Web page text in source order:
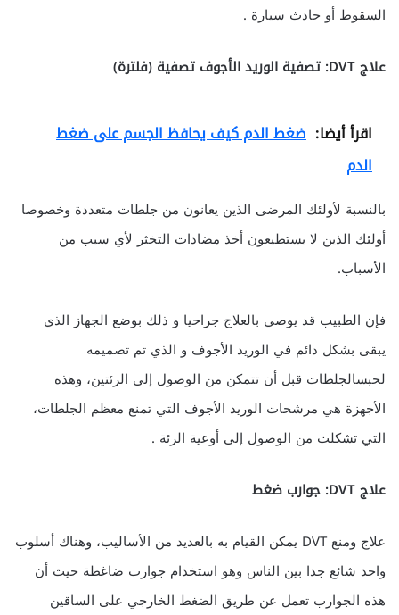
السقوط أو حادث سيارة .
علاج DVT: تصفية الوريد الأجوف تصفية (فلترة)
اقرأ أيضا: ضغط الدم كيف يحافظ الجسم على ضغط
الدم
بالنسبة لأولئك المرضى الذين يعانون من جلطات متعددة وخصوصا
أولئك الذين لا يستطيعون أخذ مضادات التخثر لأي سبب من
الأسباب.
فإن الطبيب قد يوصي بالعلاج جراحيا و ذلك بوضع الجهاز الذي
يبقى بشكل دائم في الوريد الأجوف و الذي تم تصميمه
لحبسالجلطات قبل أن تتمكن من الوصول إلى الرئتين، وهذه
الأجهزة هي مرشحات الوريد الأجوف التي تمنع معظم الجلطات،
التي تشكلت من الوصول إلى أوعية الرئة .
علاج DVT: جوارب ضغط
علاج ومنع DVT يمكن القيام به بالعديد من الأساليب، وهناك أسلوب
واحد شائع جدا بين الناس وهو استخدام جوارب ضاغطة حيث أن
هذه الجوارب تعمل عن طريق الضغط الخارجي على الساقين